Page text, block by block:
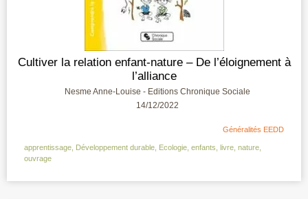
Cultiver la relation enfant-nature – De l’éloignement à
l’alliance
Nesme Anne-Louise - Editions Chronique Sociale
14/12/2022
Généralités EEDD
apprentissage Développement durable Ecologie enfants livre nature
ouvrage